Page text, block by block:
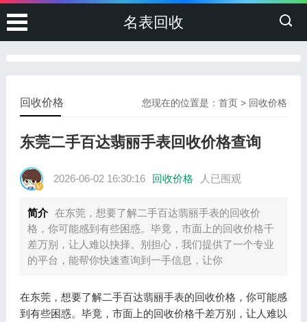
名表回收
您现在的位置是：首页 > 回收价格
回收价格
东莞二手百达翡丽手表回收价格查询
2026-06-02 16:30:16 回收价格 人已围观
简介 在东莞，想要了解二手百达翡丽手表的回收价
格，你可能感到有些困惑。毕竟，市面上的回收价格千
差万别，让人难以抉择。别担心，我们提供了一个专业
的平台，能帮你快速查询到一手信息，让你
在东莞，想要了解二手百达翡丽手表的回收价格，你可能感
到有些困惑。毕竟，市面上的回收价格千差万别，让人难以